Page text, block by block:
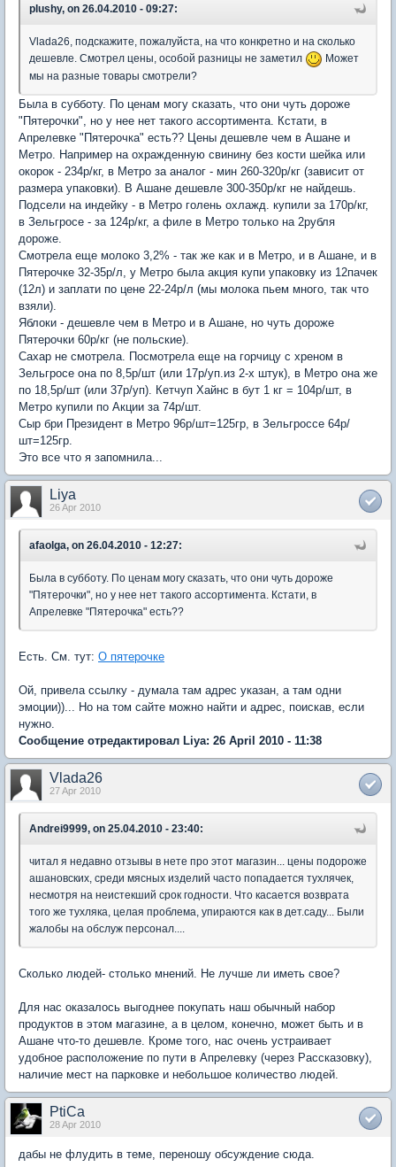
plushy, on 26.04.2010 - 09:27:
Vlada26, подскажите, пожалуйста, на что конкретно и на сколько
дешевле. Смотрел цены, особой разницы не заметил
Может
мы на разные товары смотрели?
Была в субботу. По ценам могу сказать, что они чуть дороже
"Пятерочки", но у нее нет такого ассортимента. Кстати, в
Апрелевке "Пятерочка" есть?? Цены дешевле чем в Ашане и
Метро. Например на охражденную свинину без кости шейка или
окорок - 234р/кг, в Метро за аналог - мин 260-320р/кг (зависит от
размера упаковки). В Ашане дешевле 300-350р/кг не найдешь.
Подсели на индейку - в Метро голень охлажд. купили за 170р/кг,
в Зельгросе - за 124р/кг, а филе в Метро только на 2рубля
дороже.
Смотрела еще молоко 3,2% - так же как и в Метро, и в Ашане, и в
Пятерочке 32-35р/л, у Метро была акция купи упаковку из 12пачек
(12л) и заплати по цене 22-24р/л (мы молока пьем много, так что
взяли).
Яблоки - дешевле чем в Метро и в Ашане, но чуть дороже
Пятерочки 60р/кг (не польские).
Сахар не смотрела. Посмотрела еще на горчицу с хреном в
Зельгросе она по 8,5р/шт (или 17р/уп.из 2-х штук), в Метро она же
по 18,5р/шт (или 37р/уп). Кетчуп Хайнс в бут 1 кг = 104р/шт, в
Метро купили по Акции за 74р/шт.
Сыр бри Президент в Метро 96р/шт=125гр, в Зельгроссе 64р/
шт=125гр.
Это все что я запомнила...
Liya
26 Apr 2010
afaolga, on 26.04.2010 - 12:27:
Была в субботу. По ценам могу сказать, что они чуть дороже
"Пятерочки", но у нее нет такого ассортимента. Кстати, в
Апрелевке "Пятерочка" есть??
Есть. См. тут: О пятерочке
Ой, привела ссылку - думала там адрес указан, а там одни
эмоции))... Но на том сайте можно найти и адрес, поискав, если
нужно.
Сообщение отредактировал Liya: 26 April 2010 - 11:38
Vlada26
27 Apr 2010
Andrei9999, on 25.04.2010 - 23:40:
читал я недавно отзывы в нете про этот магазин... цены подороже
ашановских, среди мясных изделий часто попадается тухлячек,
несмотря на неистекший срок годности. Что касается возврата
того же тухляка, целая проблема, упираются как в дет.саду... Были
жалобы на обслуж персонал....
Сколько людей- столько мнений. Не лучше ли иметь свое?
Для нас оказалось выгоднее покупать наш обычный набор
продуктов в этом магазине, а в целом, конечно, может быть и в
Ашане что-то дешевле. Кроме того, нас очень устраивает
удобное расположение по пути в Апрелевку (через Рассказовку),
наличие мест на парковке и небольшое количество людей.
PtiCa
28 Apr 2010
дабы не флудить в теме, переношу обсуждение сюда.